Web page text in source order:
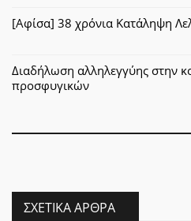
[Αφίσα] 38 χρόνια Κατάληψη
Διαδήλωση αλληλεγγύης στην
προσφυγικών
ΣΧΕΤΙΚΆ ΆΡΘΡΑ